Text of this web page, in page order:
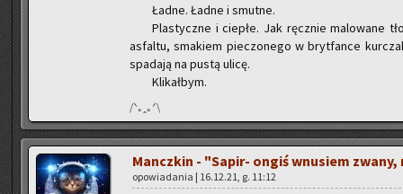
Ładne. Ładne i smut­ne.
Pla­stycz­ne i cie­płe. Jak ręcz­nie ma­lo­wa­ne
as­fal­tu, sma­kiem pie­czo­ne­go w bryt­fan­ce
spa­da­ją na pustą ulicę.
Kli­kał­bym.
/ᐠ｡ꞈ｡ᐟ\
Mancz­kin - "Sa­pir- ongiś wnu­siem
opo­wia­da­nia | 16.12.21, g. 11:12